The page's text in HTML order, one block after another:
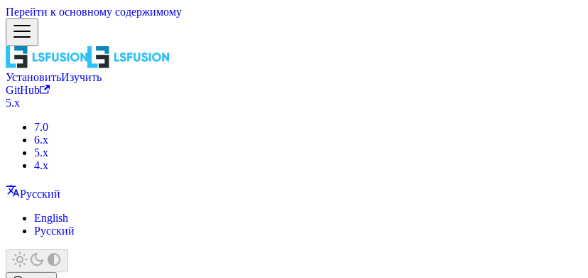
Перейти к основному содержимому
УстановитьИзучить
GitHub
5.x
7.0
6.x
5.x
4.x
Русский
English
Русский